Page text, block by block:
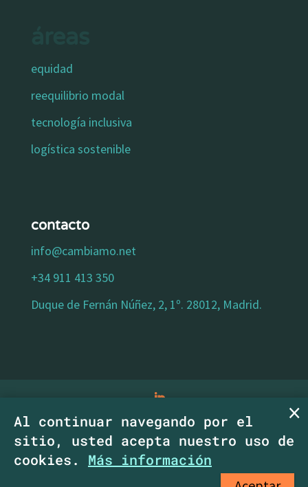
equidad
reequilibrio modal
tecnología inclusiva
logística sostenible
contacto
info@cambiamo.net
+34 911 413 350
Duque de Fernán Núñez, 2, 1º. 28012, Madrid.
aviso legal|política de privacidad |política
de cookies|declaracion de accesibilidad
Copyright CambiaMO SCM.
Al continuar navegando por el
sitio, usted acepta nuestro uso de
cookies. Más información